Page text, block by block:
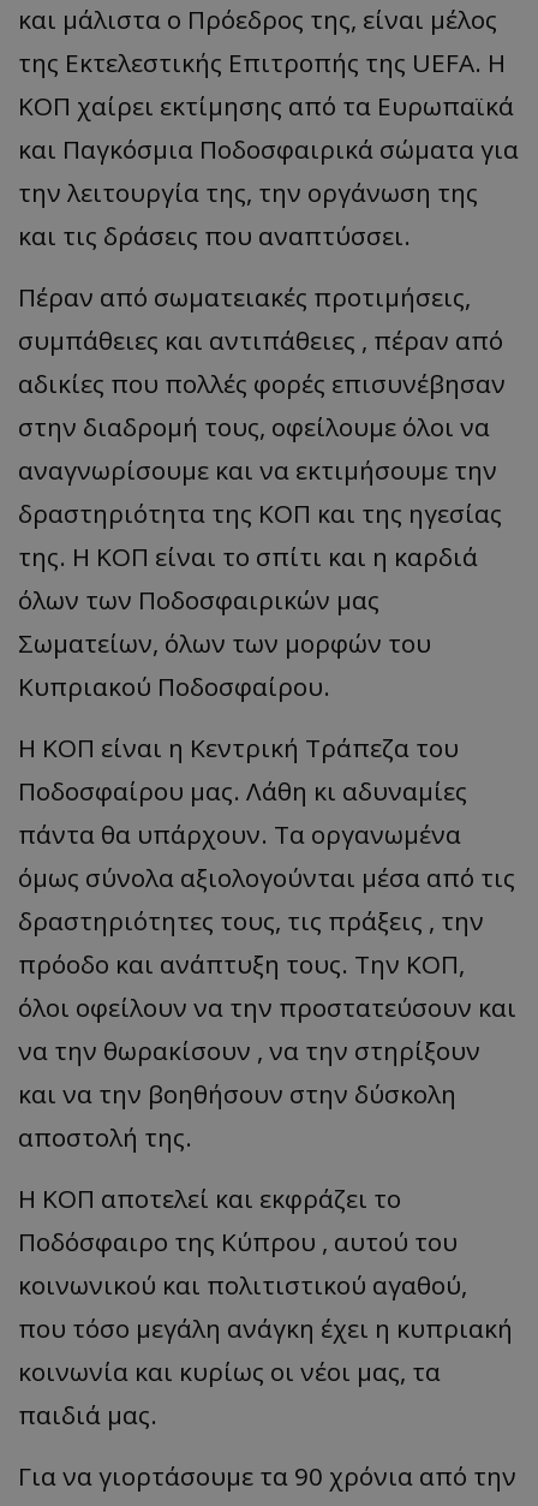
και μάλιστα ο Πρόεδρος της, είναι μέλος
της Εκτελεστικής Επιτροπής της UEFA. Η
ΚΟΠ χαίρει εκτίμησης από τα Ευρωπαϊκά
και Παγκόσμια Ποδοσφαιρικά σώματα για
την λειτουργία της, την οργάνωση της
και τις δράσεις που αναπτύσσει.
Πέραν από σωματειακές προτιμήσεις,
συμπάθειες και αντιπάθειες , πέραν από
αδικίες που πολλές φορές επισυνέβησαν
στην διαδρομή τους, οφείλουμε όλοι να
αναγνωρίσουμε και να εκτιμήσουμε την
δραστηριότητα της ΚΟΠ και της ηγεσίας
της. Η ΚΟΠ είναι το σπίτι και η καρδιά
όλων των Ποδοσφαιρικών μας
Σωματείων, όλων των μορφών του
Κυπριακού Ποδοσφαίρου.
Η ΚΟΠ είναι η Κεντρική Τράπεζα του
Ποδοσφαίρου μας. Λάθη κι αδυναμίες
πάντα θα υπάρχουν. Τα οργανωμένα
όμως σύνολα αξιολογούνται μέσα από τις
δραστηριότητες τους, τις πράξεις , την
πρόοδο και ανάπτυξη τους. Την ΚΟΠ,
όλοι οφείλουν να την προστατεύσουν και
να την θωρακίσουν , να την στηρίξουν
και να την βοηθήσουν στην δύσκολη
αποστολή της.
Η ΚΟΠ αποτελεί και εκφράζει το
Ποδόσφαιρο της Κύπρου , αυτού του
κοινωνικού και πολιτιστικού αγαθού,
που τόσο μεγάλη ανάγκη έχει η κυπριακή
κοινωνία και κυρίως οι νέοι μας, τα
παιδιά μας.
Για να γιορτάσουμε τα 90 χρόνια από την